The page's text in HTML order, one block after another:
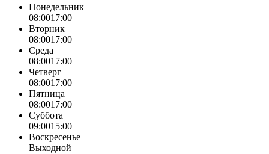
Понедельник
08:0017:00
Вторник
08:0017:00
Среда
08:0017:00
Четверг
08:0017:00
Пятница
08:0017:00
Суббота
09:0015:00
Воскресенье
Выходной